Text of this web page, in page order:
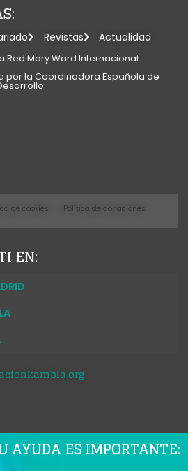
Revistas Actualidad
Red Mary Ward Internacional​
por la Coordinadora Española de
de cookies | Política de donaciones
EN:
AYUDA ES IMPORTANTE: